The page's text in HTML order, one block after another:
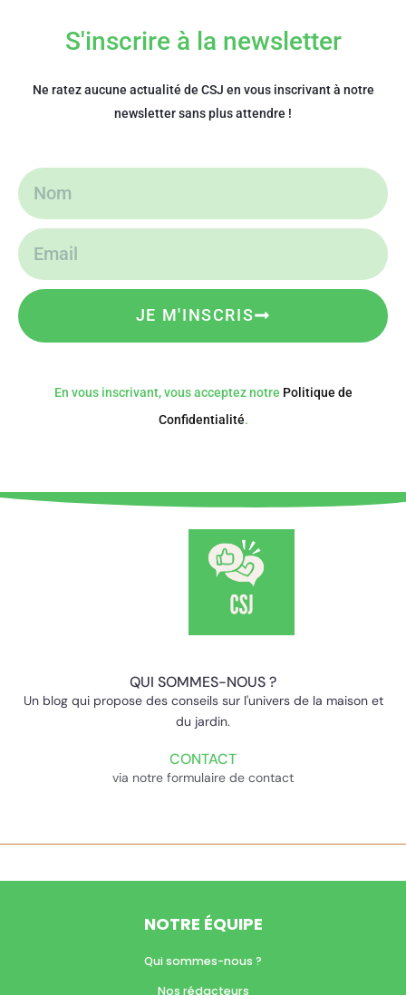
S'inscrire à la newsletter
Ne ratez aucune actualité de CSJ en vous inscrivant à notre
newsletter sans plus attendre !
JE M'INSCRIS
En vous inscrivant, vous acceptez notre Politique de
Confidentialité.
QUI SOMMES-NOUS ?
Un blog qui propose des conseils sur l'univers de la maison et
du jardin.
CONTACT
via notre formulaire de contact
NOTRE ÉQUIPE
Qui sommes-nous ?
Nos rédacteurs